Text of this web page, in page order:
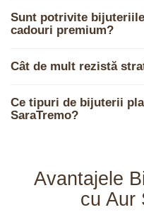
Sunt potrivite
cadouri premium?
Cât de mult rezistă
Ce tipuri de bijuterii
SaraTremo?
Avantajele
cu Aur